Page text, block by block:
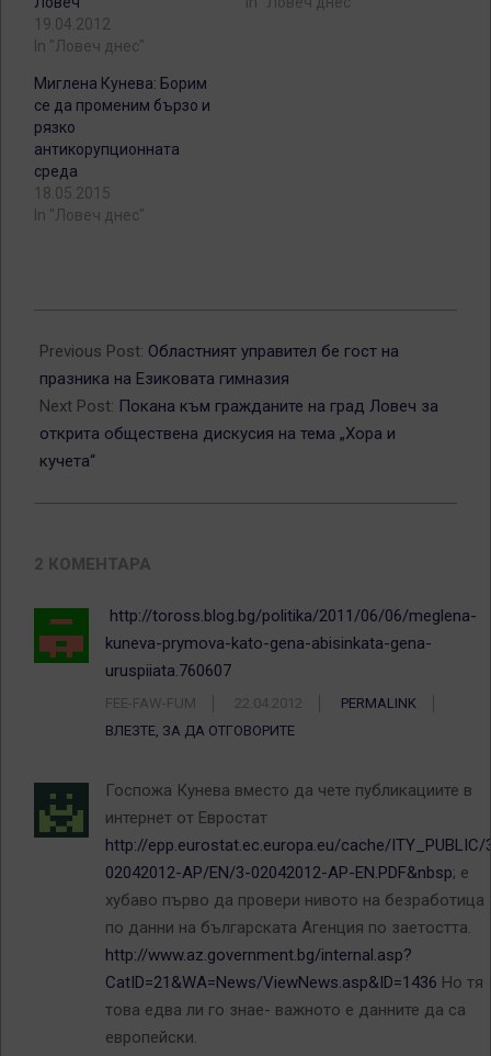
19.04.2012
In "Ловеч днес"
Миглена Кунева: Борим
се да променим бързо и
рязко
антикорупционната
среда
18.05.2015
In "Ловеч днес"
04-
21
Previous Post: Областният управител бе гост на
празника на Езиковата гимназия
Next Post: Покана към гражданите на град Ловеч за
открита обществена дискусия на тема „Хора и
кучета“
2 КОМЕНТАРА
http://toross.blog.bg/politika/2011/06/06/meglena-
kuneva-prymova-kato-gena-abisinkata-gena-
uruspiiata.760607
FEE-FAW-FUM 22.04.2012
PERMALINK
ВЛЕЗТЕ, ЗА ДА ОТГОВОРИТЕ
Госпожа Кунева вместо да чете публикациите в
интернет от Евростат
http://epp.eurostat.ec.europa.eu/cache/ITY_PUBLIC/
02042012-AP/EN/3-02042012-AP-EN.PDF&nbsp; е
хубаво първо да провери нивото на безработица
по данни на българската Агенция по заетостта.
http://www.az.government.bg/internal.asp?
CatID=21&WA=News/ViewNews.asp&ID=1436 Но тя
това едва ли го знае- важното е данните да са
европейски.